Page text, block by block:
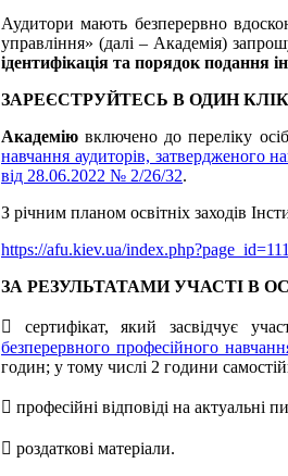
Аудитори мають безперервно
управління» (далі – Академія)
ідентифікація та порядок подання
ЗАРЕЄСТРУЙТЕСЬ В ОДИН
Академію включено до переліку
навчання аудиторів, затвердженого
від 28.06.2022 № 2/26/32.
З річним планом освітніх заходів
https://afu.kiev.ua/
ЗА РЕЗУЛЬТАТАМИ УЧАСТІ В
 сертифікат, який засвідчує
безперервного професійного
годин; у тому числі 2 години
 професійні відповіді на актуальні
 роздаткові матеріали.